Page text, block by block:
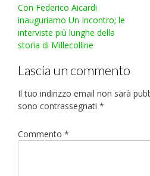
Post
navigation
Con Federico Aicardi
inauguriamo Un Incontro; le
interviste più lunghe della
storia di Millecolline
Lascia un commento
Il tuo indirizzo email non sarà
sono contrassegnati *
Commento *